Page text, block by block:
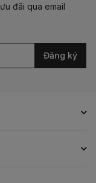
đãi qua email
Đăng ký